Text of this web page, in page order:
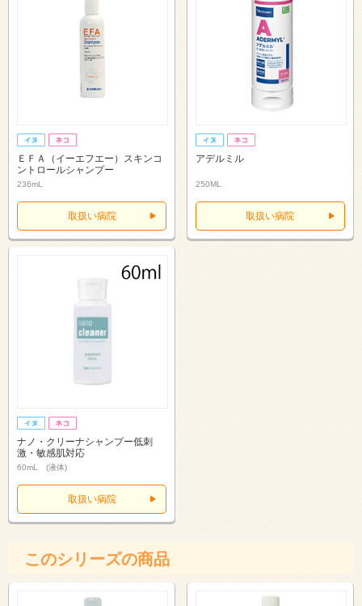
ＥＦＡ（イーエフエー）スキンコ
ントロールシャンプー
236mL
取扱い病院
アデルミル
250ML
取扱い病院
ナノ・クリーナシャンプー低刺
激・敏感肌対応
60mL (液体)
取扱い病院
このシリーズの商品